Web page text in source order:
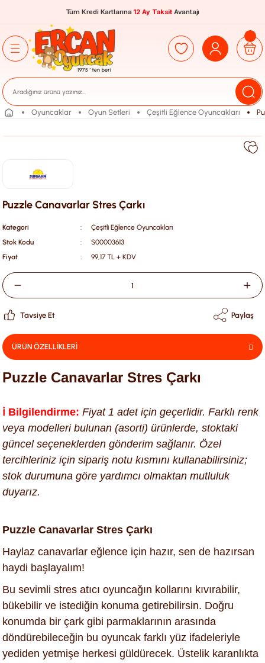
Tüm Kredi Kartlarına 12 Ay Taksit Avantajı
Oyuncaklar Oyun Setleri Çeşitli Eğlence Oyuncakları
Puzzle Canavarlar Stres Çarkı
Kategori
Çeşitli Eğlence Oyuncakları
Stok Kodu
S00003613
Fiyat
99,17 TL + KDV
Tavsiye Et Paylaş
ÜRÜN ÖZELLİKLERİ
Puzzle Canavarlar Stres Çarkı
ℹ️ Bilgilendirme: Fiyat 1 adet için geçerlidir. Farklı renk
veya modelleri bulunan (asorti) ürünlerde, stoktaki
güncel seçeneklerden gönderim sağlanır. Özel
tercihleriniz için sipariş notu kısmını kullanabilirsiniz;
stok durumuna göre yardımcı olmaktan mutluluk
duyarız.
Puzzle Canavarlar Stres Çarkı
Haylaz canavarlar eğlence için hazır, sen de hazırsan
haydi başlayalım!
Bu sevimli stres atıcı oyuncağın kollarını kıvırabilir,
bükebilir ve istediğin konuma getirebilirsin. Doğru
konumda bir çark gibi parmaklarının arasında
döndürebileceğin bu oyuncak farklı yüz ifadeleriyle
yediden yetmişe herkesi güldürecek. Üstelik karanlıkta